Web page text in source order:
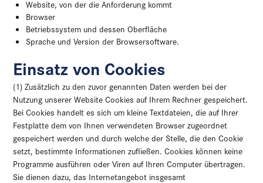
Website, von der die Anforderung kommt
Browser
Betriebssystem und dessen Oberfläche
Sprache und Version der Browsersoftware.
Einsatz von Cookies
(1) Zusätzlich zu den zuvor genannten Daten werden bei der
Nutzung unserer Website Cookies auf Ihrem Rechner gespeichert.
Bei Cookies handelt es sich um kleine Textdateien, die auf Ihrer
Festplatte dem von Ihnen verwendeten Browser zugeordnet
gespeichert werden und durch welche der Stelle, die den Cookie
setzt, bestimmte Informationen zufließen. Cookies können keine
Programme ausführen oder Viren auf Ihren Computer übertragen.
Sie dienen dazu, das Internetangebot insgesamt